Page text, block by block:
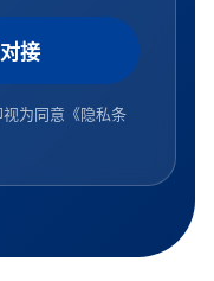
接
为同意 《隐私条